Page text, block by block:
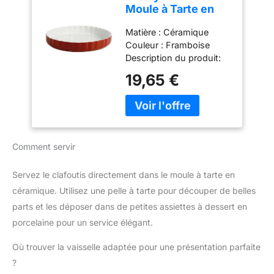
vitesses différentes,
préparations
alimentaires. Niveau 1-5,
adapté au pétrissage de
la pâte; niveau 2-6,
adapté au mélange
salade/beurre ; niveau 6-
8, adapté pour battre les
blancs d'œufs et la
pain et du beurre plus
délicat et ferme, et la
trajectoire planétaire peut
être envoyée plus
uniformément à 360
degrés. 【Tête Inclinable
RAISONNABLE : Nous
faire réparer votre produit
dans notre réseau de 6
200 centres de
monde entier pour qu'il
dure plus longtemps.
Moule à Tarte en
Framboise 28 cm
Matière : Céramique
Couleur : Framboise
Description du produit:
céramique Ø 28 cm -
Hauteur 4 cm Framboise
Dimensions : 4 cm
19,65 €
Comment servir
Servez le clafoutis directement dans le moule à tarte en
céramique. Utilisez une pelle à tarte pour découper de belles
parts et les déposer dans de petites assiettes à dessert en
porcelaine pour un service élégant.
Où trouver la vaisselle adaptée pour une présentation parfaite
?